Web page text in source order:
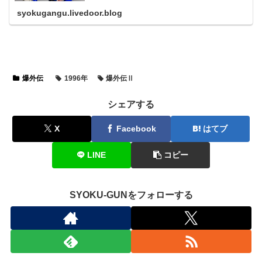
ッキという超豪華仕様白箱版...
syokugangu.livedoor.blog
爆外伝 1996年 爆外伝Ⅱ
シェアする
X Facebook はてブ
LINE コピー
SYOKU-GUNをフォローする